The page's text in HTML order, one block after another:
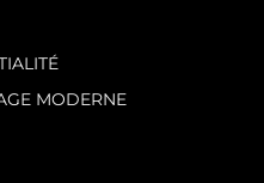
MODERNE